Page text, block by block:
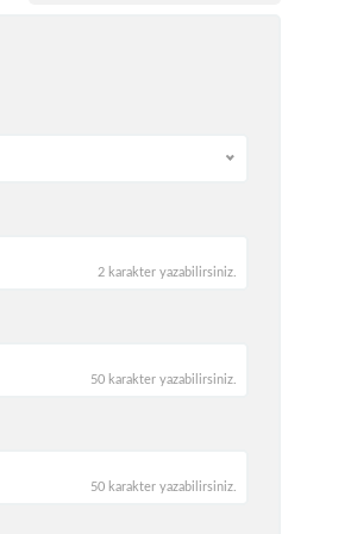
2 karakter yazabilirsiniz.
50 karakter yazabilirsiniz.
50 karakter yazabilirsiniz.